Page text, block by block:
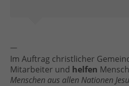
—
Im Auftrag christlicher
Mitarbeiter und helfen
Menschen aus allen Nationen